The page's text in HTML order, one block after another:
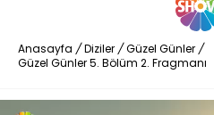
Anasayfa / Diziler / Güzel Günler /
Güzel Günler 5. Bölüm 2. Fragmanı